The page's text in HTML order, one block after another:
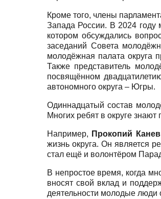
Кроме того, члены
Запада России. В 2024 году
котором обсуждались
заседаний Совета
молодёжная палата округа
Также представитель
посвящённом
автономного округа – Югры.
Одиннадцатый состав
Многих ребят в округе
Например, Прокопий Канев
жизнь округа. Он является
стал ещё и волонтёром
В непростое время, когда
вносят свой вклад и
деятельности молодые люди